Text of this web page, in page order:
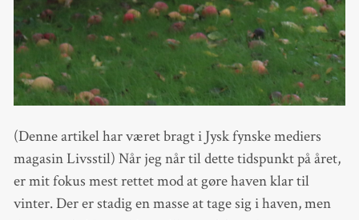
(Denne artikel har været bragt i Jysk fynske mediers
magasin Livsstil) Når jeg når til dette tidspunkt på året,
er mit fokus mest rettet mod at gøre haven klar til
vinter. Der er stadig en masse at tage sig i haven, men